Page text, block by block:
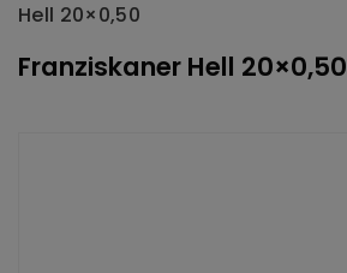
Hell 20×0,50
Franziskaner Hell 20×0,50